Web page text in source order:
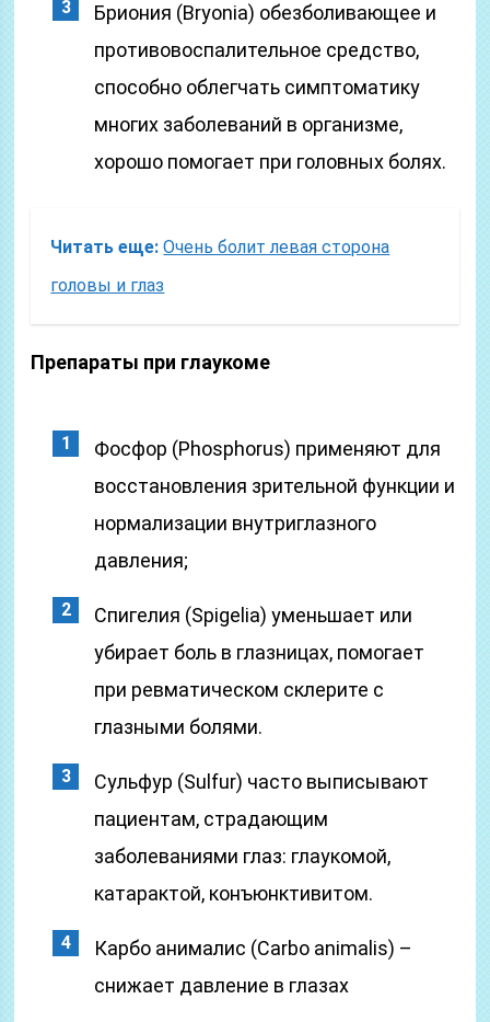
Бриония (Bryonia) обезболивающее и
противовоспалительное средство,
способно облегчать симптоматику
многих заболеваний в организме,
хорошо помогает при головных болях.
Читать еще: Очень болит левая сторона
головы и глаз
Препараты при глаукоме
Фосфор (Phosphorus) применяют для
восстановления зрительной функции и
нормализации внутриглазного
давления;
Спигелия (Spigelia) уменьшает или
убирает боль в глазницах, помогает
при ревматическом склерите с
глазными болями.
Сульфур (Sulfur) часто выписывают
пациентам, страдающим
заболеваниями глаз: глаукомой,
катарактой, конъюнктивитом.
Карбо анималис (Carbo animalis) –
снижает давление в глазах